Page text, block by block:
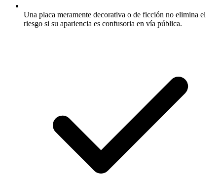
Una placa meramente decorativa o de ficción no elimina el
riesgo si su apariencia es confusoria en vía pública.